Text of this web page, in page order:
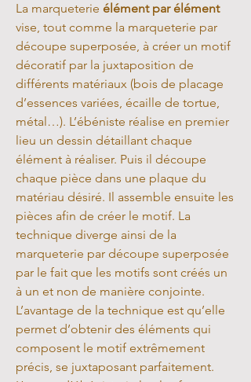
La marqueterie élément par élément
vise, tout comme la marqueterie par
découpe superposée, à créer un motif
décoratif par la juxtaposition de
différents matériaux (bois de placage
d’essences variées, écaille de tortue,
métal…). L’ébéniste réalise en premier
lieu un dessin détaillant chaque
élément à réaliser. Puis il découpe
chaque pièce dans une plaque du
matériau désiré. Il assemble ensuite les
pièces afin de créer le motif. La
technique diverge ainsi de la
marqueterie par découpe superposée
par le fait que les motifs sont créés un
à un et non de manière conjointe.
L’avantage de la technique est qu’elle
permet d’obtenir des éléments qui
composent le motif extrêmement
précis, se juxtaposant parfaitement.